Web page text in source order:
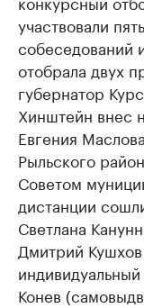
участвовали
собеседований
отобрала двух
губернатор
Хинштейн внес
Евгения
Рыльского
Советом
дистанции
Светлана
Дмитрий
Конев